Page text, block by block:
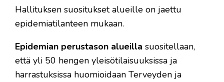
Hallituksen suositukset alueille on jaettu
epidemiatilanteen mukaan.
Epidemian perustason alueilla suositellaan,
että yli 50 hengen yleisötilaisuuksissa ja
harrastuksissa huomioidaan Terveyden ja